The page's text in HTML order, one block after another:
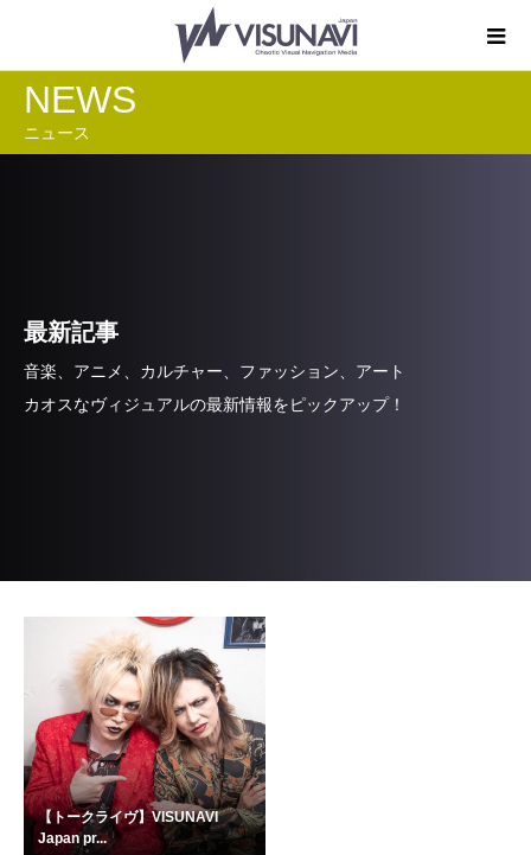
NEWS
ニュース
最新記事
音楽、アニメ、カルチャー、ファッション、アート
カオスなヴィジュアルの最新情報をピックアップ！
【トークライヴ】VISUNAVI
Japan pr...